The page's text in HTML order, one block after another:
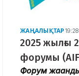
ЖАҢАЛЫҚТАР
2025 жылғы
форумы
Форум